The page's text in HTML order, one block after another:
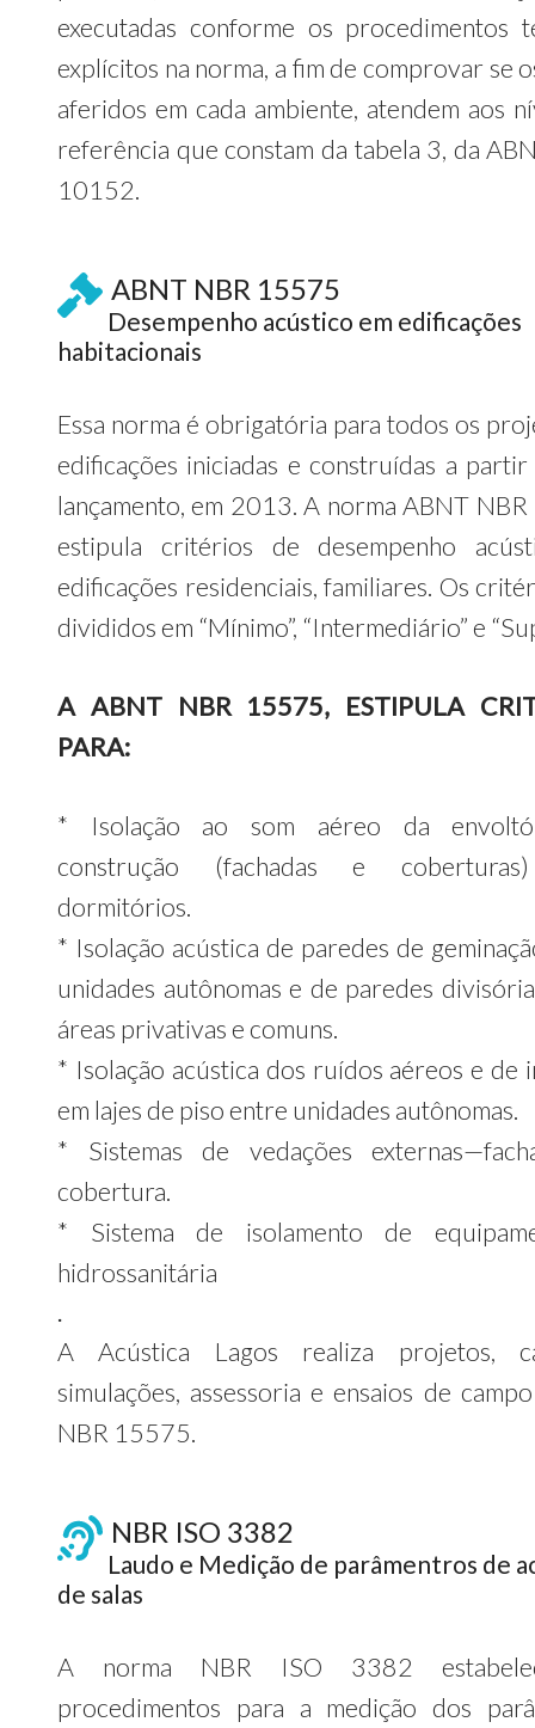
executadas conforme os procedimentos
explícitos na norma, a fim de comprovar se
aferidos em cada ambiente, atendem aos
referência que constam da tabela 3, da
10152.
ABNT NBR 15575
Desempenho acústico em edificações
habitacionais
Essa norma é obrigatória para todos os
edificações iniciadas e construídas a
lançamento, em 2013. A norma ABNT
estipula critérios de desempenho
edificações residenciais, familiares. Os
divididos em “Mínimo”, “Intermediário” e
A ABNT NBR 15575, ESTIPULA
PARA:
* Isolação ao som aéreo da
construção (fachadas e
dormitórios.
* Isolação acústica de paredes de
unidades autônomas e de paredes
áreas privativas e comuns.
* Isolação acústica dos ruídos aéreos e de
em lajes de piso entre unidades autônomas.
* Sistemas de vedações
cobertura.
* Sistema de isolamento de
hidrossanitária
A Acústica Lagos realiza projetos,
simulações, assessoria e ensaios de
NBR 15575.
NBR ISO 3382
Laudo e Medição de parâmentros de
de salas
A norma NBR ISO 3382
procedimentos para a medição dos